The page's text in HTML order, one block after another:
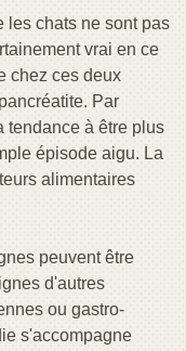
les chats ne sont pas
vrai en ce
chez ces deux
Par
tendance à être plus
épisode aigu. La
alimentaires
peuvent être
d'autres
ou gastro-
s'accompagne